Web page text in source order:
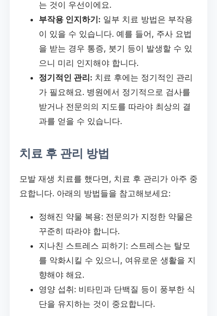
는 것이 우선이에요.
부작용 인지하기: 일부 치료 방법은 부작용
이 있을 수 있습니다. 예를 들어, 주사 요법
을 받는 경우 통증, 붓기 등이 발생할 수 있
으니 미리 인지해야 합니다.
정기적인 관리: 치료 후에는 정기적인 관리
가 필요해요. 병원에서 정기적으로 검사를
받거나 전문의의 지도를 따라야 최상의 결
과를 얻을 수 있습니다.
치료 후 관리 방법
모발 재생 치료를 했다면, 치료 후 관리가 아주 중
요합니다. 아래의 방법들을 참고해보세요:
정해진 약물 복용: 전문의가 지정한 약물은
꾸준히 따라야 합니다.
지나친 스트레스 피하기: 스트레스는 탈모
를 악화시킬 수 있으니, 여유로운 생활을 지
향해야 해요.
영양 섭취: 비타민과 단백질 등이 풍부한 식
단을 유지하는 것이 중요합니다.